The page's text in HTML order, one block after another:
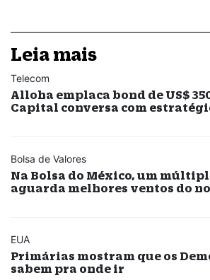
Leia mais
Telecom
Alloha emplaca bond de US$
Capital conversa com
Bolsa de Valores
Na Bolsa do México, um
aguarda melhores ventos do
EUA
Primárias mostram que os
sabem pra onde ir